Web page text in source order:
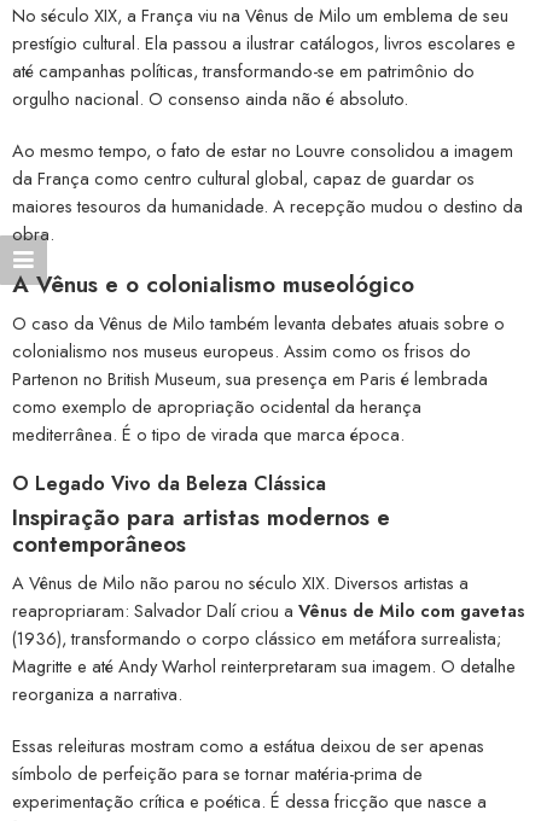
No século XIX, a França viu na Vênus de Milo um emblema de seu
prestígio cultural. Ela passou a ilustrar catálogos, livros escolares e
até campanhas políticas, transformando-se em patrimônio do
orgulho nacional. O consenso ainda não é absoluto.
Ao mesmo tempo, o fato de estar no Louvre consolidou a imagem
da França como centro cultural global, capaz de guardar os
maiores tesouros da humanidade. A recepção mudou o destino da
obra.
A Vênus e o colonialismo museológico
O caso da Vênus de Milo também levanta debates atuais sobre o
colonialismo nos museus europeus. Assim como os frisos do
Partenon no British Museum, sua presença em Paris é lembrada
como exemplo de apropriação ocidental da herança
mediterrânea. É o tipo de virada que marca época.
O Legado Vivo da Beleza Clássica
Inspiração para artistas modernos e
contemporâneos
A Vênus de Milo não parou no século XIX. Diversos artistas a
reapropriaram: Salvador Dalí criou a Vênus de Milo com gavetas
(1936), transformando o corpo clássico em metáfora surrealista;
Magritte e até Andy Warhol reinterpretaram sua imagem. O detalhe
reorganiza a narrativa.
Essas releituras mostram como a estátua deixou de ser apenas
símbolo de perfeição para se tornar matéria-prima de
experimentação crítica e poética. É dessa fricção que nasce a